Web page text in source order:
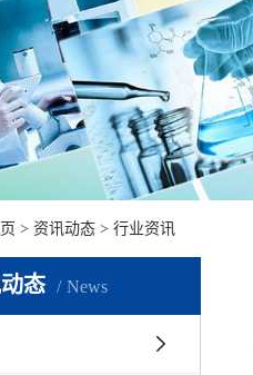
> 资讯动态 > 行业资讯
态 News